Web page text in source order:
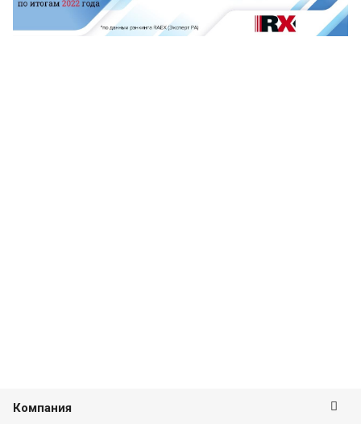
Компания